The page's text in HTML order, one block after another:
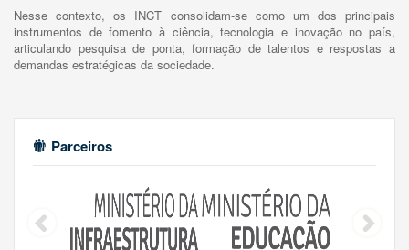
Nesse contexto, os INCT consolidam-se como um dos principais
instrumentos de fomento à ciência, tecnologia e inovação no país,
articulando pesquisa de ponta, formação de talentos e respostas a
demandas estratégicas da sociedade.
Parceiros